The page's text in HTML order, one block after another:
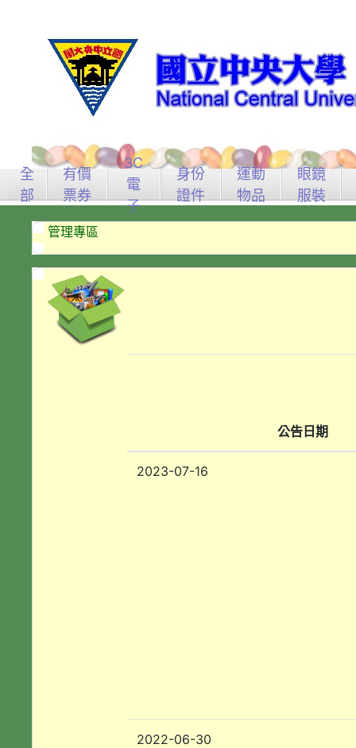
全
部
有價
票券
3C
電
子
身份
證件
運動
物品
眼鏡
服裝
管理專區
公告日期
2023-07-16
2022-06-30